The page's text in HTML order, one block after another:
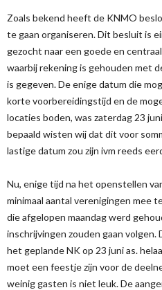
Zoals bekend heeft de KNMO
te gaan organiseren. Dit besluit is
gezocht naar een goede en
waarbij rekening is gehouden met
is gegeven. De enige datum die
korte voorbereidingstijd en de
locaties boden, was zaterdag 23
bepaald wisten wij dat dit voor
lastige datum zou zijn ivm reeds
Nu, enige tijd na het openstellen
minimaal aantal verenigingen mee
die afgelopen maandag werd
inschrijvingen zouden gaan
het geplande NK op 23 juni as.
moet een feestje zijn voor de
weinig gasten is niet leuk. De